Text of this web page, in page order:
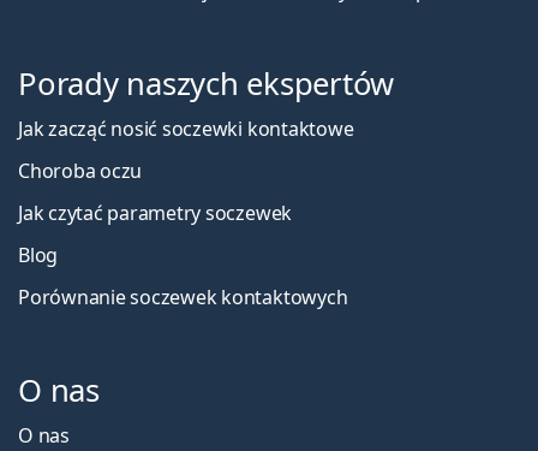
Porady naszych ekspertów
Jak zacząć nosić soczewki kontaktowe
Choroba oczu
Jak czytać parametry soczewek
Blog
Porównanie soczewek kontaktowych
O nas
O nas